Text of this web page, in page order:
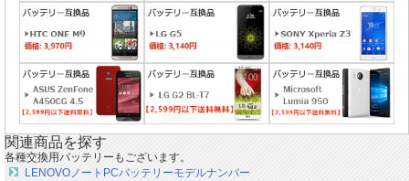
関連商品を探す
各種交換用バッテリーもございます。
LENOVOノートPCバッテリーモデルナンバー